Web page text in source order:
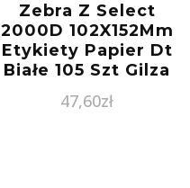
Zebra Z Select
2000D 102X152Mm
Etykiety Papier Dt
Białe 105 Szt Gilza
Znacznik
47,60zł